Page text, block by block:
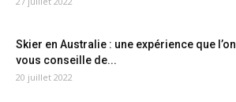
Skier en Australie : une expérience que l’on
vous conseille de...
20 juillet 2022